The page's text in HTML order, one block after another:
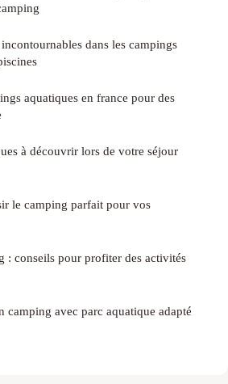
dans les campings
aquatiques en france pour des
à découvrir lors de votre séjour
le camping parfait pour vos
: conseils pour profiter des activités
camping avec parc aquatique adapté